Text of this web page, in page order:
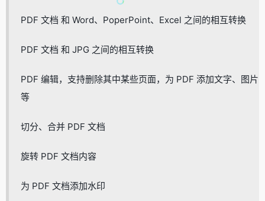
PDF 文档 和 Word、PoperPoint、Excel 之间的相互转换
PDF 文档 和 JPG 之间的相互转换
PDF 编辑，支持删除其中某些页面，为 PDF 添加文字、图片
等
切分、合并 PDF 文档
旋转 PDF 文档内容
为 PDF 文档添加水印